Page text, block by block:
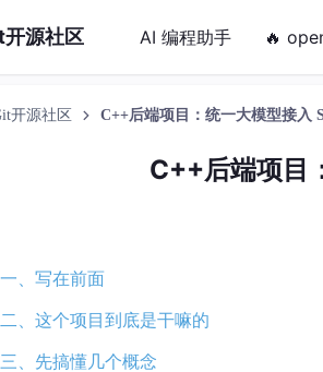
源社区 AI 编程助手 🔥
开源社区 C++后端项目：统一大模型接入
C++后端项目
一、写在前面
二、这个项目到底是干嘛的
三、先搞懂几个概念